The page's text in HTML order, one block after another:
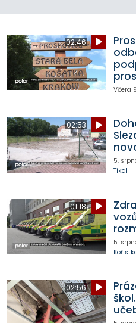
02:46
Včera
02:53
5.
Tikal
01:18
5.
02:56